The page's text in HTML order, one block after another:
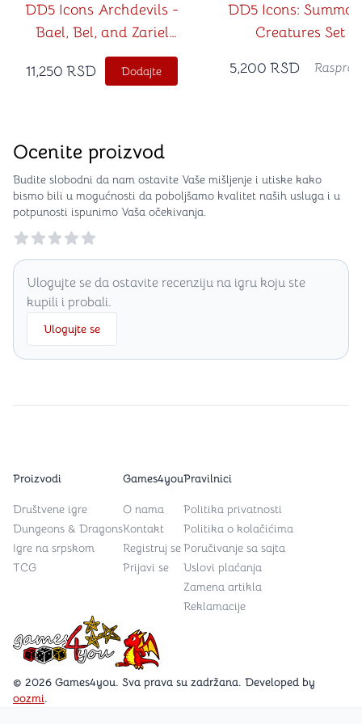
DD5 Icons Archdevils -
Bael, Bel, and Zariel
WIZ96106
11,250 RSD Dodajte
DD5 Icons:
Creatures Set 2
5,200 RSD
Ocenite proizvod
Budite slobodni da nam ostavite Vaše mišljenje i utiske kako
bismo bili u mogućnosti da poboljšamo kvalitet naših usluga i u
potpunosti ispunimo Vaša očekivanja.
Reviews
Ulogujte se da ostavite recenziju na igru koju ste
kupili i probali.
Ulogujte se
Games4you logo
© 2026 Games4you. Sva prava su zadržana. Developed by
oozmi.
Proizvodi
Društvene igre
Dungeons & Dragons
Igre na srpskom
TCG
Games4you
O nama
Kontakt
Registruj se
Prijavi se
Pravilnici
Politika privatnosti
Politika o kolačićima
Poručivanje sa sajta
Uslovi plaćanja
Zamena artikla
Reklamacije